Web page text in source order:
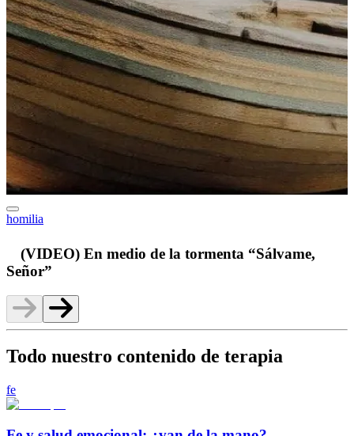
homilia
(VIDEO) En medio de la tormenta “Sálvame,
Señor”
Todo nuestro contenido de terapia
fe